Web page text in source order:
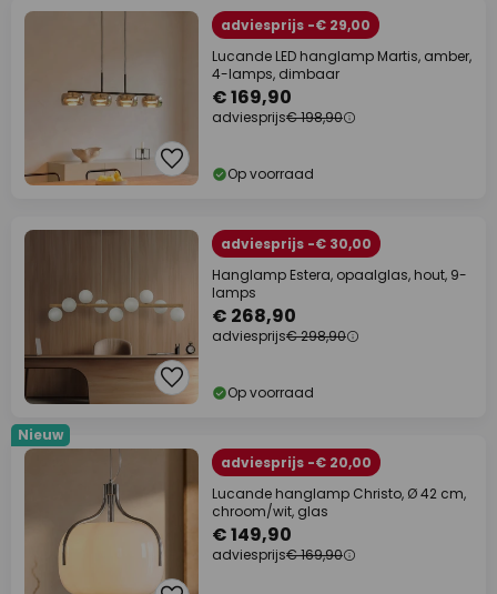
adviesprijs -€ 29,00
Lucande LED hanglamp Martis, amber,
4-lamps, dimbaar
€ 169,90
adviesprijs€ 198,90
Op voorraad
adviesprijs -€ 30,00
Hanglamp Estera, opaalglas, hout, 9-
lamps
€ 268,90
adviesprijs€ 298,90
Op voorraad
Nieuw
adviesprijs -€ 20,00
Lucande hanglamp Christo, Ø 42 cm,
chroom/wit, glas
€ 149,90
adviesprijs€ 169,90